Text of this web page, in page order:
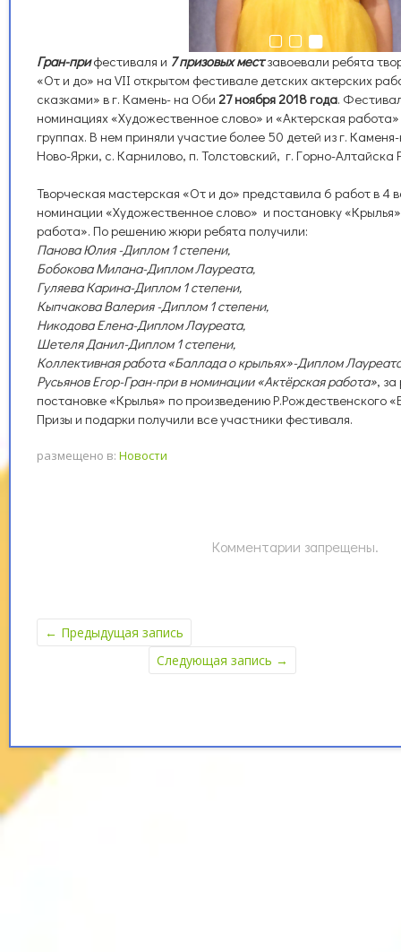
Гран-прифестиваля и 7 призовых местзавоевали ребята
«От и до» на VII открытом фестивале детских актерских
сказками» в г. Камень- на Оби 27 ноября 2018 года.
номинациях «Художественное слово» и «Актерская
группах. В нем приняли участие более 50 детей из г.
Ново-Ярки, с. Карнилово, п. Толстовский, г. Горно-Алтайска
Творческая мастерская «От и до» представила 6 работ в 4
номинации «Художественное слово» и постановку
работа». По решению жюри ребята получили:
Панова Юлия -Диплом 1 степени,
Бобокова Милана-Диплом Лауреата,
Гуляева Карина-Диплом 1 степени,
Кыпчакова Валерия -Диплом 1 степени,
Никодова Елена-Диплом Лауреата,
Шетеля Данил-Диплом 1 степени,
Коллективная работа «Баллада о крыльях»-Диплом
Русьянов Егор-Гран-при в номинации «Актёрская работа»,
постановке «Крылья» по произведению Р.Рождественского
Призы и подарки получили все участники фестиваля.
размещено в: Новости
Комментарии запрещены.
← Предыдущая запись
Следующая запись →